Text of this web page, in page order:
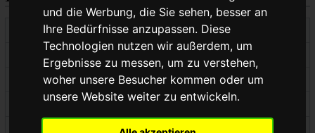
und die Werbung, die Sie sehen, besser an
Ihre Bedürfnisse anzupassen. Diese
Technologien nutzen wir außerdem, um
Ergebnisse zu messen, um zu verstehen,
woher unsere Besucher kommen oder um
unsere Website weiter zu entwickeln.
Anzeigetitel
UST
Standardsortierschlüssel
UST
Seitenlänge (in Bytes)
265
Namensraumkennnummer
0
3253